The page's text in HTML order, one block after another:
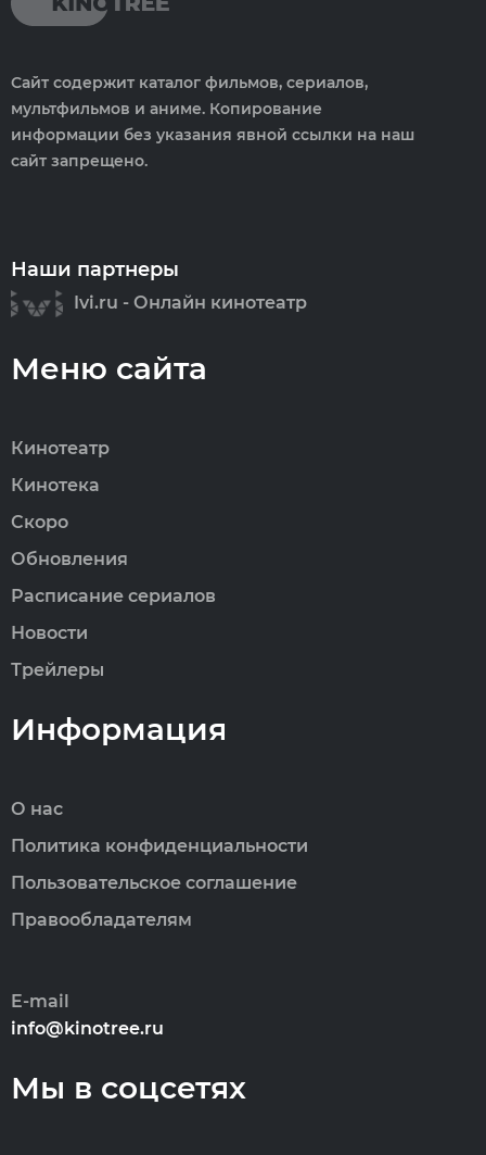
Сайт содержит каталог фильмов, сериалов,
мультфильмов и аниме. Копирование
информации без указания явной ссылки на наш
сайт запрещено.
Наши партнеры
Ivi.ru - Онлайн кинотеатр
Меню сайта
Кинотеатр
Кинотека
Скоро
Обновления
Расписание сериалов
Новости
Трейлеры
Информация
О нас
Политика конфиденциальности
Пользовательское соглашение
Правообладателям
E-mail
info@kinotree.ru
Мы в соцсетях